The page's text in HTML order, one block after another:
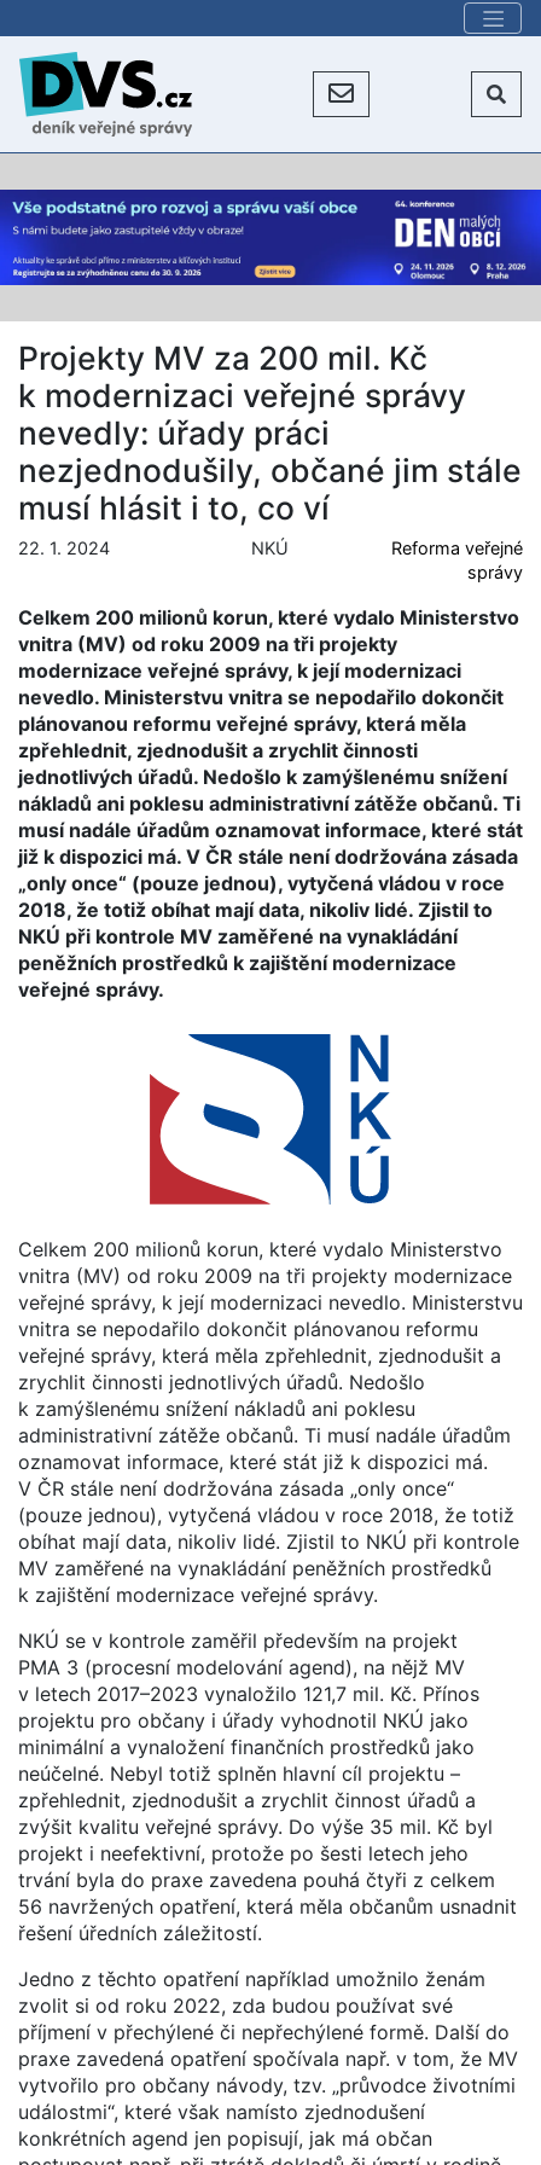
Projekty MV za 200 mil. Kč
k modernizaci veřejné správy
nevedly: úřady práci
nezjednodušily, občané jim stále
musí hlásit i to, co ví
22. 1. 2024 NKÚ
Reforma veřejné
správy
Celkem 200 milionů korun, které vydalo Ministerstvo
vnitra (MV) od roku 2009 na tři projekty
modernizace veřejné správy, k její modernizaci
nevedlo. Ministerstvu vnitra se nepodařilo dokončit
plánovanou reformu veřejné správy, která měla
zpřehlednit, zjednodušit a zrychlit činnosti
jednotlivých úřadů. Nedošlo k zamýšlenému snížení
nákladů ani poklesu administrativní zátěže občanů. Ti
musí nadále úřadům oznamovat informace, které stát
již k dispozici má. V ČR stále není dodržována zásada
„only once“ (pouze jednou), vytyčená vládou v roce
2018, že totiž obíhat mají data, nikoliv lidé. Zjistil to
NKÚ při kontrole MV zaměřené na vynakládání
peněžních prostředků k zajištění modernizace
veřejné správy.
Celkem 200 milionů korun, které vydalo Ministerstvo
vnitra (MV) od roku 2009 na tři projekty modernizace
veřejné správy, k její modernizaci nevedlo. Ministerstvu
vnitra se nepodařilo dokončit plánovanou reformu
veřejné správy, která měla zpřehlednit, zjednodušit a
zrychlit činnosti jednotlivých úřadů. Nedošlo
k zamýšlenému snížení nákladů ani poklesu
administrativní zátěže občanů. Ti musí nadále úřadům
oznamovat informace, které stát již k dispozici má.
V ČR stále není dodržována zásada „only once“
(pouze jednou), vytyčená vládou v roce 2018, že totiž
obíhat mají data, nikoliv lidé. Zjistil to NKÚ při kontrole
MV zaměřené na vynakládání peněžních prostředků
k zajištění modernizace veřejné správy.
NKÚ se v kontrole zaměřil především na projekt
PMA 3 (procesní modelování agend), na nějž MV
v letech 2017–2023 vynaložilo 121,7 mil. Kč. Přínos
projektu pro občany i úřady vyhodnotil NKÚ jako
minimální a vynaložení finančních prostředků jako
neúčelné. Nebyl totiž splněn hlavní cíl projektu –
zpřehlednit, zjednodušit a zrychlit činnost úřadů a
zvýšit kvalitu veřejné správy. Do výše 35 mil. Kč byl
projekt i neefektivní, protože po šesti letech jeho
trvání byla do praxe zavedena pouhá čtyři z celkem
56 navržených opatření, která měla občanům usnadnit
řešení úředních záležitostí.
Jedno z těchto opatření například umožnilo ženám
zvolit si od roku 2022, zda budou používat své
příjmení v přechýlené či nepřechýlené formě. Další do
praxe zavedená opatření spočívala např. v tom, že MV
vytvořilo pro občany návody, tzv. „průvodce životními
událostmi“, které však namísto zjednodušení
konkrétních agend jen popisují, jak má občan